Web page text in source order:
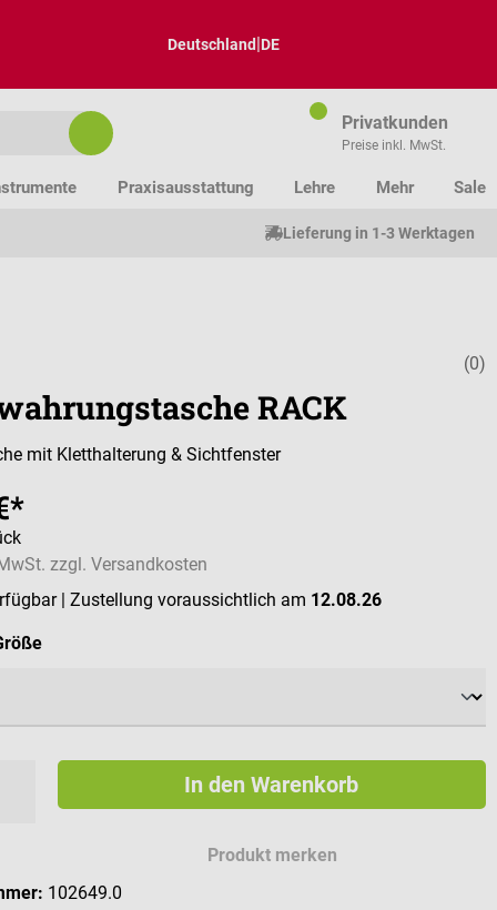
Deutschland|DE
Privatkunden
Preise inkl. MwSt.
Praxisausstattung Lehre Mehr Sale
Lieferung in 1-3 Werktagen
(0)
RACK
mit Kletthalterung & Sichtfenster
zzgl. Versandkosten
| Zustellung voraussichtlich am 12.08.26
auswählen
In den Warenkorb
Produkt merken
102649.0